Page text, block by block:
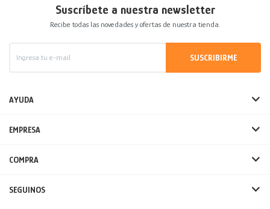
Suscríbete a nuestra newsletter
Recibe todas las novedades y ofertas de nuestra tienda.
SUSCRIBIRME
AYUDA
EMPRESA
COMPRA
SEGUINOS